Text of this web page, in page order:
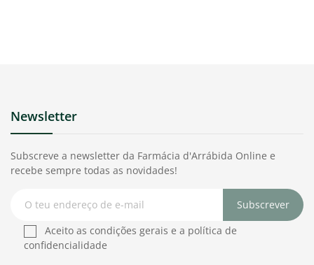
Newsletter
Subscreve a newsletter da Farmácia d'Arrábida Online e
recebe sempre todas as novidades!
Subscrever
Aceito as condições gerais e a política de
confidencialidade